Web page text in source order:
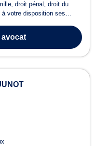
droit pénal, droit du
votre disposition ses
du salarié. Elle intervient